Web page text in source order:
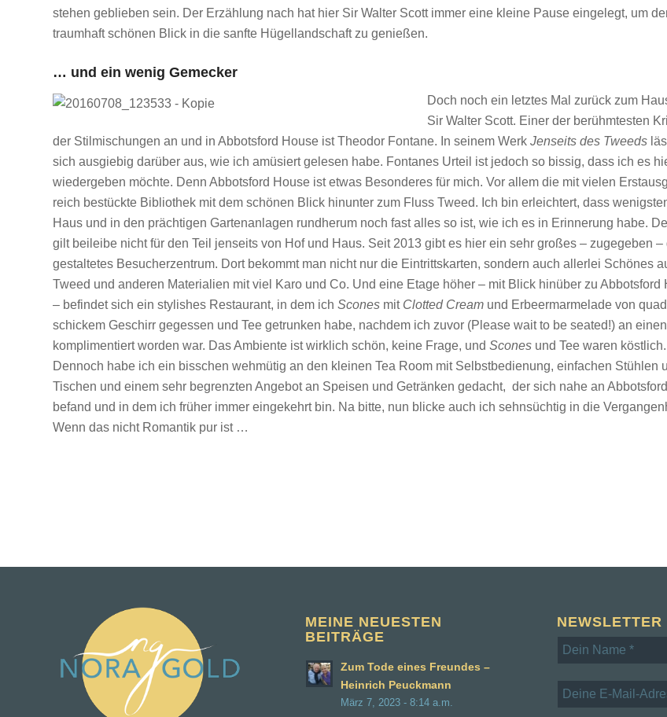
stehen geblieben sein. Der Erzählung nach hat hier Sir Walter Scott immer eine kleine Pause eingelegt, um
traumhaft schönen Blick in die sanfte Hügellandschaft zu genießen.
… und ein wenig Gemecker
Doch noch ein letztes Mal zurück zum
Sir Walter Scott. Einer der berühmtesten
der Stilmischungen an und in Abbotsford House ist Theodor Fontane. In seinem Werk Jenseits des Tweeds
sich ausgiebig darüber aus, wie ich amüsiert gelesen habe. Fontanes Urteil ist jedoch so bissig, dass ich es
wiedergeben möchte. Denn Abbotsford House ist etwas Besonderes für mich. Vor allem die mit vielen
reich bestückte Bibliothek mit dem schönen Blick hinunter zum Fluss Tweed. Ich bin erleichtert, dass
Haus und in den prächtigen Gartenanlagen rundherum noch fast alles so ist, wie ich es in Erinnerung habe.
gilt beileibe nicht für den Teil jenseits von Hof und Haus. Seit 2013 gibt es hier ein sehr großes – zugegeben –
gestaltetes Besucherzentrum. Dort bekommt man nicht nur die Eintrittskarten, sondern auch allerlei Schönes
Tweed und anderen Materialien mit viel Karo und Co. Und eine Etage höher – mit Blick hinüber zu Abbotsford
– befindet sich ein stylishes Restaurant, in dem ich Scones mit Clotted Cream und Erbeermarmelade von
schickem Geschirr gegessen und Tee getrunken habe, nachdem ich zuvor (Please wait to be seated!) an
komplimentiert worden war. Das Ambiente ist wirklich schön, keine Frage, und Scones und Tee waren köstlich.
Dennoch habe ich ein bisschen wehmütig an den kleinen Tea Room mit Selbstbedienung, einfachen Stühlen
Tischen und einem sehr begrenzten Angebot an Speisen und Getränken gedacht, der sich nahe an
befand und in dem ich früher immer eingekehrt bin. Na bitte, nun blicke auch ich sehnsüchtig in die
Wenn das nicht Romantik pur ist …
MEINE NEUESTEN
BEITRÄGE
Zum Tode eines Freundes –
Heinrich Peuckmann
März 7, 2023 - 8:14 a.m.
NEWSLETTER